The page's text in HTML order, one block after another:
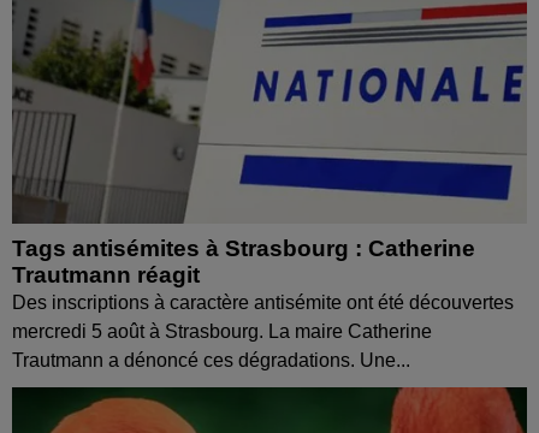
Tags antisémites à Strasbourg : Catherine
Trautmann réagit
Des inscriptions à caractère antisémite ont été découvertes
mercredi 5 août à Strasbourg. La maire Catherine
Trautmann a dénoncé ces dégradations. Une...